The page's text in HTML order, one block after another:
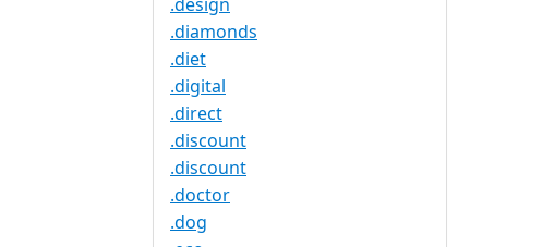
.diamonds
.diet
.digital
.direct
.discount
.discount
.doctor
.dog